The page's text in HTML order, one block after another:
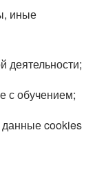
иные
деятельности;
с обучением;
данные cookies